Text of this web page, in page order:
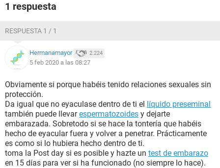
1 respuesta
RESPUESTA 1 / 1
Hermanamayor 2.224
5 feb 2020 a las 08:27
Obviamente si porque habéis tenido relaciones sexuales sin
protección.
Da igual que no eyaculase dentro de ti el líquido preseminal
también puede llevarespermatozoides y dejarte
embarazada. Sobretodo si se hace la tontería que habéis
hecho de eyacular fuera y volver a penetrar. Prácticamente
es como si lo hubiera hecho dentro de ti.
toma la Post day si es posible y hazte un test de embarazo
en 15 días para ver si ha funcionado (no siempre lo hace).